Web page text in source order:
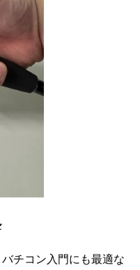
チコン入門にも最適な